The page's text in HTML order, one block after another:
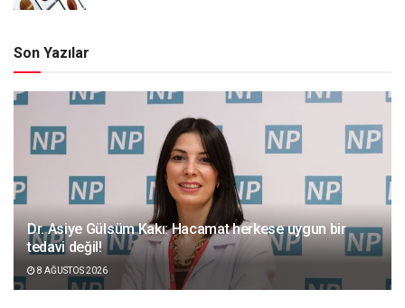
Son Yazılar
Dr. Asiye Gülsüm Kakı: Hacamat herkese uygun bir
tedavi değil!
8 AĞUSTOS 2026